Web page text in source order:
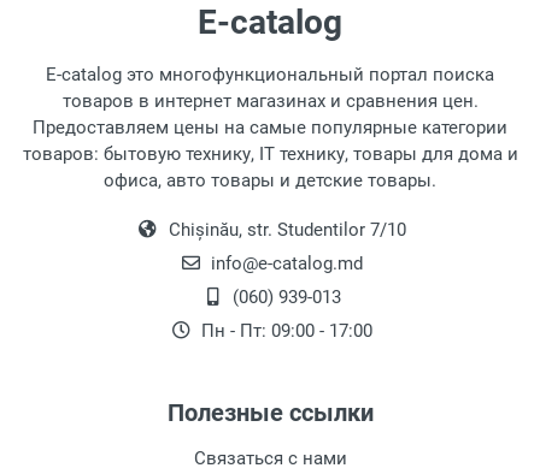
Универсальная Сковородка:
стандартный тип сковородки,
используемый почти всеми. Они
отличаются в основном материалом, из
которого изготовлены, их покрытием
или размером.
Сковородка для Блинчиков:
предназначенная для приготовления
тонких антипригарных блинчиков, эта
сковородка обеспечивает идеальную
форму блинчиков без их подгорания.
большой вместимостью, идеальна для
приготовления разнообразных блюд. Ее
E-catalog
E-catalog это многофункциональный портал поиска
товаров в интернет магазинах и сравнения цен.
Предоставляем цены на самые популярные категории
товаров: бытовую технику, IT технику, товары для дома и
офиса, авто товары и детские товары.
Chișinău, str. Studentilor 7/10
info@e-catalog.md
(060) 939-013
Пн - Пт: 09:00 - 17:00
Полезные ссылки
Связаться с нами